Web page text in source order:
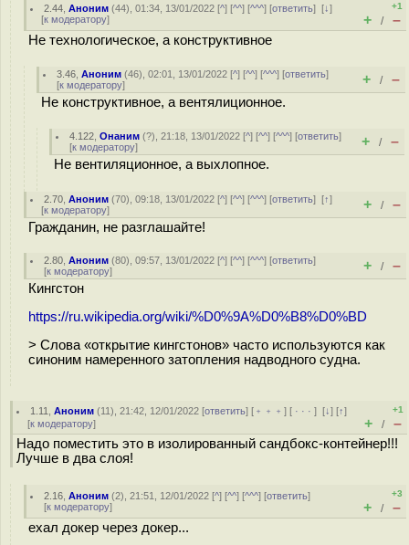
2.44 ,Аноним (44), 01:34, 13/01/2022 [^] [^^] [^^^] [ответить][↓]
[к модератору]
+1
+ / –
Не технологическое, а конструктивное
3.46 ,Аноним (46), 02:01, 13/01/2022 [^] [^^] [^^^] [ответить]
[к модератору] + / –
Не конструктивное, а вентялиционное.
4.122 ,Онаним (?), 21:18, 13/01/2022 [^] [^^] [^^^] [ответить]
[к модератору] + / –
Не вентиляционное, а выхлопное.
2.70 ,Аноним (70), 09:18, 13/01/2022 [^] [^^] [^^^] [ответить][↑]
[к модератору] + / –
Гражданин, не разглашайте!
2.80 ,Аноним (80), 09:57, 13/01/2022 [^] [^^] [^^^] [ответить]
[к модератору] + / –
Кингстон
https://ru.wikipedia.org/wiki/%D0%9A%D0%B8%D0%BD
> Слова «открытие кингстонов» часто используются как
синоним намеренного затопления надводного судна.
1.11 ,Аноним (11), 21:42, 12/01/2022 [ответить] [ ﹢﹢﹢] [ · · ·][↓] [↑]
[к модератору]
+1
+ / –
Надо поместить это в изолированный сандбокс-контейнер!!!
Лучше в два слоя!
2.16 ,Аноним (2), 21:51, 12/01/2022 [^] [^^] [^^^] [ответить]
[к модератору]
+3
+ / –
ехал докер через докер...